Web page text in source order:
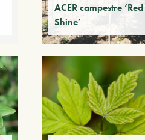
ACER campestre ‘Red
Shine’